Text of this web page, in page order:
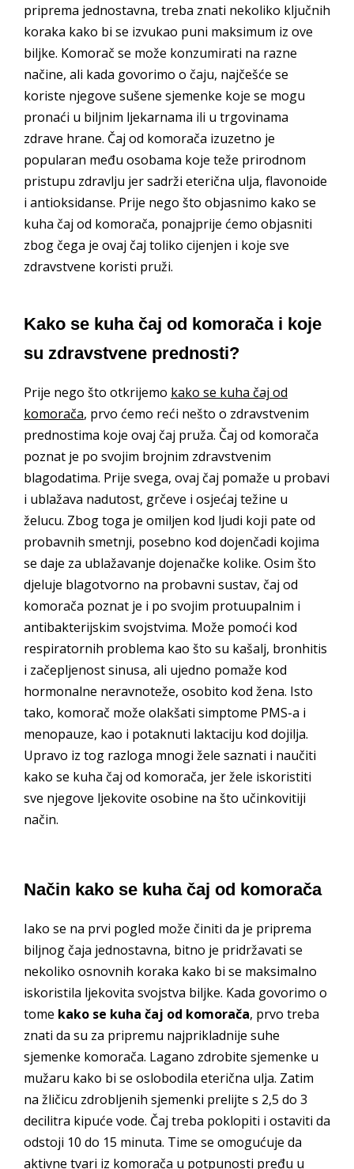
priprema jednostavna, treba znati nekoliko ključnih
koraka kako bi se izvukao puni maksimum iz ove
biljke. Komorač se može konzumirati na razne
načine, ali kada govorimo o čaju, najčešće se
koriste njegove sušene sjemenke koje se mogu
pronaći u biljnim ljekarnama ili u trgovinama
zdrave hrane. Čaj od komorača izuzetno je
popularan među osobama koje teže prirodnom
pristupu zdravlju jer sadrži eterična ulja, flavonoide
i antioksidanse. Prije nego što objasnimo kako se
kuha čaj od komorača, ponajprije ćemo objasniti
zbog čega je ovaj čaj toliko cijenjen i koje sve
zdravstvene koristi pruži.
Kako se kuha čaj od komorača i koje
su zdravstvene prednosti?
Prije nego što otkrijemo kako se kuha čaj od
komorača, prvo ćemo reći nešto o zdravstvenim
prednostima koje ovaj čaj pruža. Čaj od komorača
poznat je po svojim brojnim zdravstvenim
blagodatima. Prije svega, ovaj čaj pomaže u probavi
i ublažava nadutost, grčeve i osjećaj težine u
želucu. Zbog toga je omiljen kod ljudi koji pate od
probavnih smetnji, posebno kod dojenčadi kojima
se daje za ublažavanje dojenačke kolike. Osim što
djeluje blagotvorno na probavni sustav, čaj od
komorača poznat je i po svojim protuupalnim i
antibakterijskim svojstvima. Može pomoći kod
respiratornih problema kao što su kašalj, bronhitis
i začepljenost sinusa, ali ujedno pomaže kod
hormonalne neravnoteže, osobito kod žena. Isto
tako, komorač može olakšati simptome PMS-a i
menopauze, kao i potaknuti laktaciju kod dojilja.
Upravo iz tog razloga mnogi žele saznati i naučiti
kako se kuha čaj od komorača, jer žele iskoristiti
sve njegove ljekovite osobine na što učinkovitiji
način.
Način kako se kuha čaj od komorača
Iako se na prvi pogled može činiti da je priprema
biljnog čaja jednostavna, bitno je pridržavati se
nekoliko osnovnih koraka kako bi se maksimalno
iskoristila ljekovita svojstva biljke. Kada govorimo o
tome kako se kuha čaj od komorača, prvo treba
znati da su za pripremu najprikladnije suhe
sjemenke komorača. Lagano zdrobite sjemenke u
mužaru kako bi se oslobodila eterična ulja. Zatim
na žličicu zdrobljenih sjemenki prelijte s 2,5 do 3
decilitra kipuće vode. Čaj treba poklopiti i ostaviti da
odstoji 10 do 15 minuta. Time se omogućuje da
aktivne tvari iz komorača u potpunosti pređu u